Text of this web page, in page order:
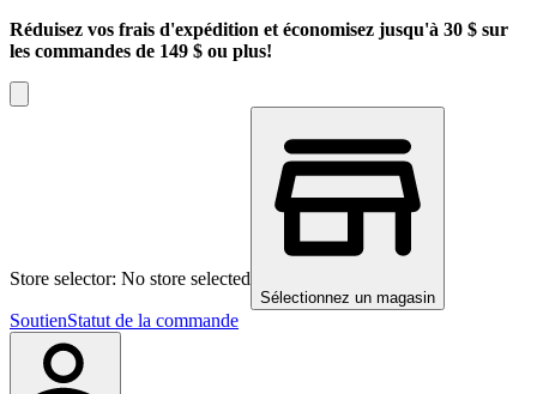
Réduisez vos frais d'expédition et économisez jusqu'à 30 $ sur
les commandes de 149 $ ou plus!
Store selector: No store selected
Sélectionnez un magasin
SoutienStatut de la commande